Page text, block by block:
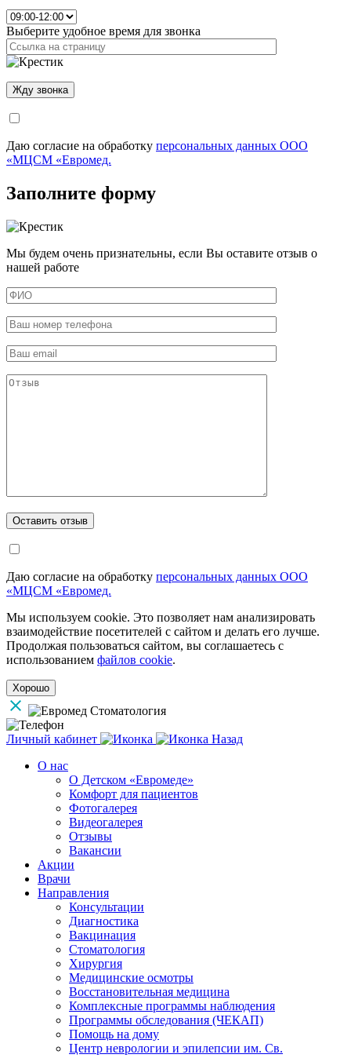
Выберите удобное время для звонка
Даю согласие на обработку персональных данных ООО
«МЦСМ «Евромед.
Заполните форму
Мы будем очень признательны, если Вы оставите отзыв о
нашей работе
Даю согласие на обработку персональных данных ООО
«МЦСМ «Евромед.
Мы используем cookie. Это позволяет нам анализировать
взаимодействие посетителей с сайтом и делать его лучше.
Продолжая пользоваться сайтом, вы соглашаетесь с
использованием файлов cookie.
Хорошо
Личный кабинет
Назад
О нас
О Детском «Евромеде»
Комфорт для пациентов
Фотогалерея
Видеогалерея
Отзывы
Вакансии
Акции
Врачи
Направления
Консультации
Диагностика
Вакцинация
Стоматология
Хирургия
Медицинские осмотры
Восстановительная медицина
Комплексные программы наблюдения
Программы обследования (ЧЕКАП)
Помощь на дому
Центр неврологии и эпилепсии им. Св.